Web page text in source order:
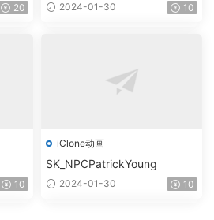
20 2024-01-30 10
10
iClone动画
SK_NPCPatrickYoung
2024-01-30 10